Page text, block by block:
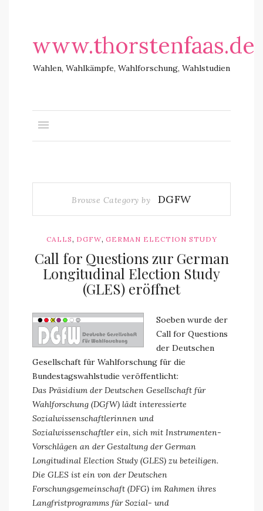
www.thorstenfaas.de
Wahlen, Wahlkämpfe, Wahlforschung, Wahlstudien
Browse Category by DGFW
CALLS, DGFW, GERMAN ELECTION STUDY
Call for Questions zur German
Longitudinal Election Study
(GLES) eröffnet
Soeben wurde der
Call for Questions
der Deutschen
Gesellschaft für Wahlforschung für die
Bundestagswahlstudie veröffentlicht:
Das Präsidium der Deutschen Gesellschaft für
Wahlforschung (DGfW) lädt interessierte
Sozialwissenschaftlerinnen und
Sozialwissenschaftler ein, sich mit Instrumenten-
Vorschlägen an der Gestaltung der German
Longitudinal Election Study (GLES) zu beteiligen.
Die GLES ist ein von der Deutschen
Forschungsgemeinschaft (DFG) im Rahmen ihres
Langfristprogramms für Sozial- und